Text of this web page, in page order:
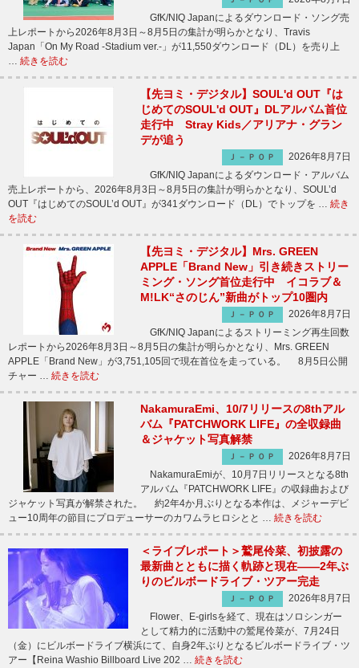
GfK/NIQ Japanによるダウンロード・ソング売
上レポートから2026年8月3日～8月5日の集計が明らかとなり、Travis
Japan「On My Road -Stadium ver.-」が11,550ダウンロード（DL）を売り上
… 続きを読む
【先ヨミ・デジタル】SOUL'd OUT『は
じめてのSOUL'd OUT』DLアルバム首位
走行中 Stray Kids／アリアナ・グラン
デが追う
Ｊ－ＰＯＰ
2026年8月7日
GfK/NIQ Japanによるダウンロード・アルバム
売上レポートから、2026年8月3日～8月5日の集計が明らかとなり、SOUL’d
OUT『はじめてのSOUL’d OUT』が341ダウンロード（DL）でトップを … 続き
を読む
【先ヨミ・デジタル】Mrs. GREEN
APPLE「Brand New」引き続きストリー
ミング・ソング首位走行中 イコラブ＆
M!LK“さのじん”新曲がトップ10圏内
Ｊ－ＰＯＰ
2026年8月7日
GfK/NIQ Japanによるストリーミング再生回数
レポートから2026年8月3日～8月5日の集計が明らかとなり、Mrs. GREEN
APPLE「Brand New」が3,751,105回で現在首位を走っている。 8月5日公開
チャー … 続きを読む
NakamuraEmi、10/7リリースの8thアル
バム『PATCHWORK LIFE』の全収録曲
＆ジャケット写真解禁
Ｊ－ＰＯＰ
2026年8月7日
NakamuraEmiが、10月7日リリースとなる8th
アルバム『PATCHWORK LIFE』の収録曲および
ジャケット写真が解禁された。 約2年4か月ぶりとなる本作は、メジャーデビ
ュー10周年の節目にプロデューサーのカワムラヒロシとと … 続きを読む
＜ライブレポート＞鷲尾伶菜、初披露の
最新曲とともに描く軌跡と現在――2年ぶ
りのビルボードライブ・ツアー完走
Ｊ－ＰＯＰ
2026年8月7日
Flower、E-girlsを経て、現在はソロシンガー
として精力的に活動中の鷲尾伶菜が、7月24日
（金）にビルボードライブ横浜にて、自身2年ぶりとなるビルボードライブ・ツ
アー【Reina Washio Billboard Live 202 … 続きを読む